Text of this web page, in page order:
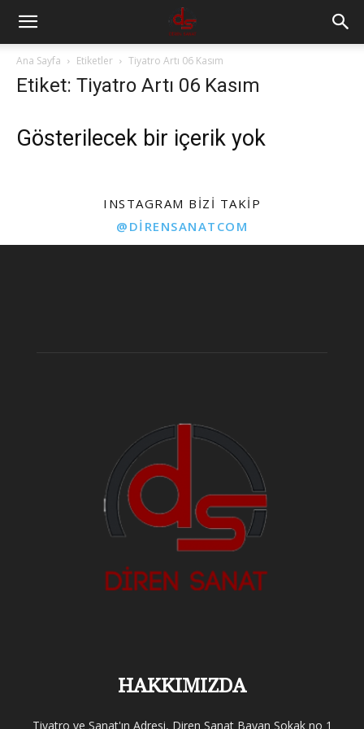
Ana Sayfa Etiketler Tiyatro Artı 06 Kasım
Etiket: Tiyatro Artı 06 Kasım
Gösterilecek bir içerik yok
INSTAGRAM BIZI TAKIP
@DIRENSANATCOM
HAKKIMIZDA
Tiyatro ve Sanat'ın Adresi, Diren Sanat Bayan Sokak no 1